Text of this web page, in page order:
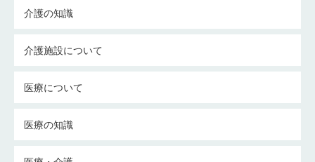
介護の知識
介護施設について
医療について
医療の知識